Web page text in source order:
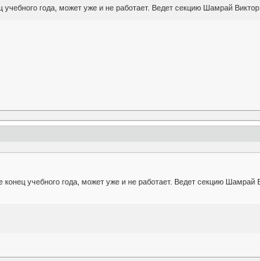
года, может уже и не работает. Ведет секцию Шамрай Виктор
учебного года, может уже и не работает. Ведет секцию Шамрай